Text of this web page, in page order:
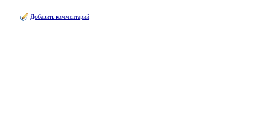
Добавить комментарий